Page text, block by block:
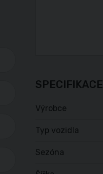
SPECIFIKACE
Výrobce
Typ vozidla
Sezóna